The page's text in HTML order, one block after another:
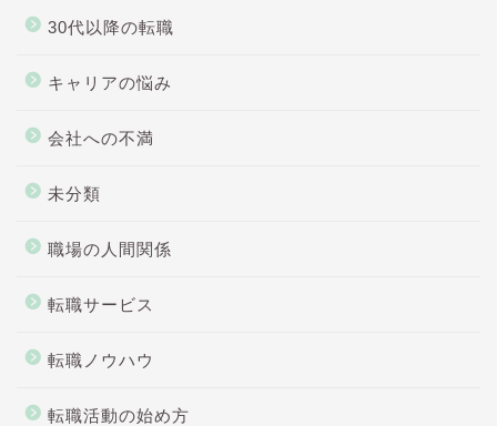
30代以降の転職
キャリアの悩み
会社への不満
未分類
職場の人間関係
転職サービス
転職ノウハウ
転職活動の始め方